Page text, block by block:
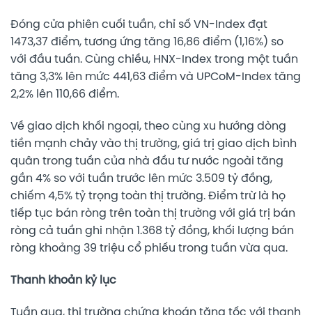
Đóng cửa phiên cuối tuần, chỉ số VN-Index đạt
1473,37 điểm, tương ứng tăng 16,86 điểm (1,16%) so
với đầu tuần. Cùng chiều, HNX-Index trong một tuần
tăng 3,3% lên mức 441,63 điểm và UPCoM-Index tăng
2,2% lên 110,66 điểm.
Về giao dịch khối ngoại, theo cùng xu hướng dòng
tiền mạnh chảy vào thị trường, giá trị giao dịch bình
quân trong tuần của nhà đầu tư nước ngoài tăng
gần 4% so với tuần trước lên mức 3.509 tỷ đồng,
chiếm 4,5% tỷ trọng toàn thị trường. Điểm trừ là họ
tiếp tục bán ròng trên toàn thị trường với giá trị bán
ròng cả tuần ghi nhận 1.368 tỷ đồng, khối lượng bán
ròng khoảng 39 triệu cổ phiếu trong tuần vừa qua.
Thanh khoản kỷ lục
Tuần qua, thị trường chứng khoán tăng tốc với thanh